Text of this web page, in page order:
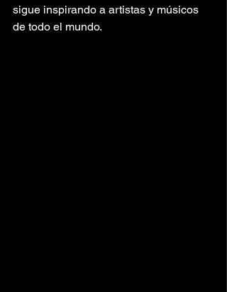
sigue inspirando a artistas y músicos
de todo el mundo.